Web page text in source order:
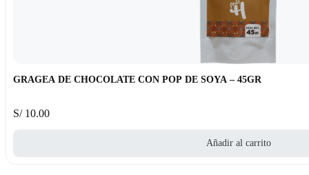
GRAGEA DE CHOCOLATE CON POP DE SOYA – 45GR
S/10.00
Añadir al carrito